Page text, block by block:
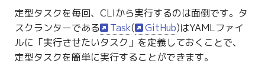
定型タスクを毎回、CLIから実行するのは面倒です。タ
スクランターである
Task( GitHub)はYAMLファイ
ルに「実行させたいタスク」を定義しておくことで、
定型タスクを簡単に実行することができます。